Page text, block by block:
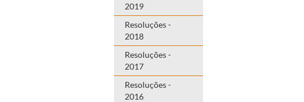
2019
Resoluções -
2018
Resoluções -
2017
Resoluções -
2016